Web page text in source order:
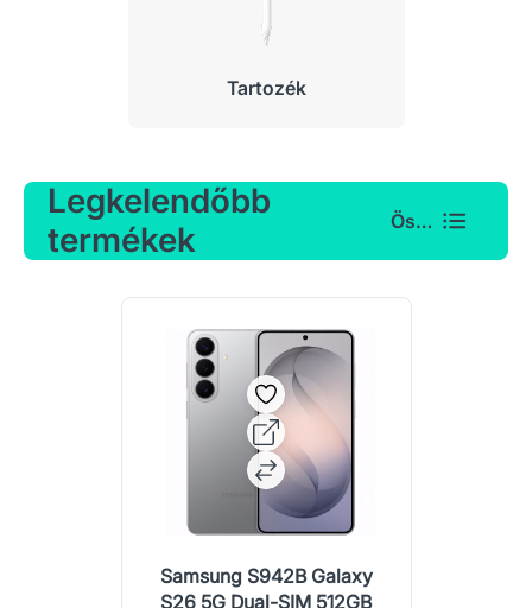
Tartozék
Legkelendőbb
termékek
Összes
Samsung S942B Galaxy
S26 5G Dual-SIM 512GB